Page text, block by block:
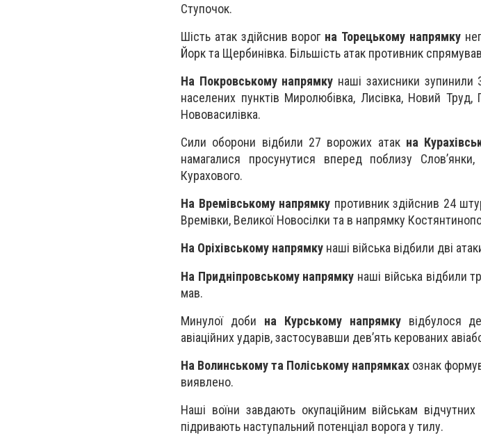
Ступочок.
Шість атак здійснив ворог на Торецькому напрямку
Йорк та Щербинівка. Більшість атак противник
На Покровському напрямку наші захисники зупинили
населених пунктів Миролюбівка, Лисівка, Новий
Нововасилівка.
Сили оборони відбили 27 ворожих атак на
намагалися просунутися вперед поблизу
Курахового.
На Времівському напрямку противник здійснив 24
Времівки, Великої Новосілки та в напрямку
На Оріхівському напрямку наші війська відбили дві
На Придніпровському напрямку наші війська відбили
мав.
Минулої доби на Курському напрямкувідбулося
авіаційних ударів, застосувавши дев’ять керованих
На Волинському та Поліському напрямках ознак
виявлено.
Наші воїни завдають окупаційним військам
підривають наступальний потенціал ворога у тилу.